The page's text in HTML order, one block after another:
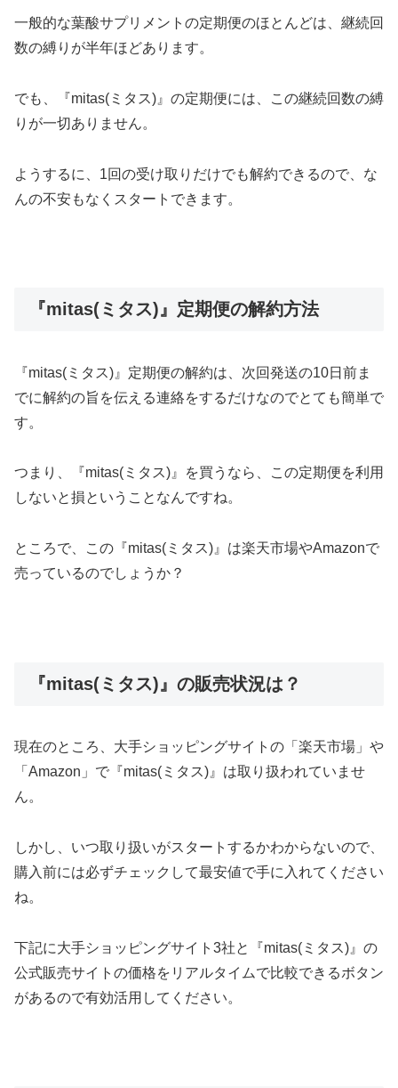
一般的な葉酸サプリメントの定期便のほとんどは、継続回
数の縛りが半年ほどあります。
でも、『mitas(ミタス)』の定期便には、この継続回数の縛
りが一切ありません。
ようするに、1回の受け取りだけでも解約できるので、な
んの不安もなくスタートできます。
『mitas(ミタス)』定期便の解約方法
『mitas(ミタス)』定期便の解約は、次回発送の10日前ま
でに解約の旨を伝える連絡をするだけなのでとても簡単で
す。
つまり、『mitas(ミタス)』を買うなら、この定期便を利用
しないと損ということなんですね。
ところで、この『mitas(ミタス)』は楽天市場やAmazonで
売っているのでしょうか？
『mitas(ミタス)』の販売状況は？
現在のところ、大手ショッピングサイトの「楽天市場」や
「Amazon」で『mitas(ミタス)』は取り扱われていませ
ん。
しかし、いつ取り扱いがスタートするかわからないので、
購入前には必ずチェックして最安値で手に入れてください
ね。
下記に大手ショッピングサイト3社と『mitas(ミタス)』の
公式販売サイトの価格をリアルタイムで比較できるボタン
があるので有効活用してください。